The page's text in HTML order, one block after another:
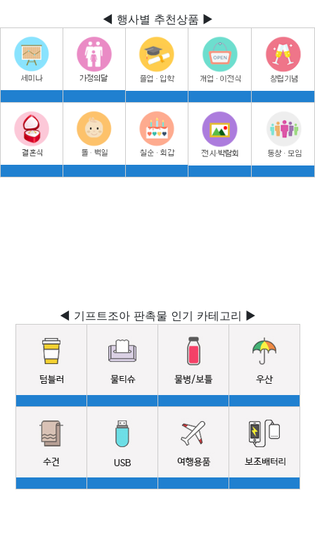
◀ 행사별 추천상품 ▶
◀ 기프트조아 판촉물 인기 카테고리 ▶